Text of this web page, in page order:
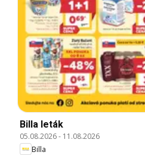
Billa leták
05.08.2026- 11.08.2026
Billa